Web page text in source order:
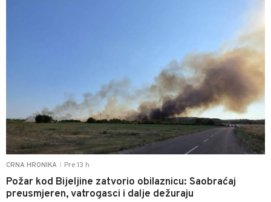
CRNA HRONIKA Pre 13 h
Požar kod Bijeljine zatvorio obilaznicu: Saobraćaj
preusmjeren, vatrogasci i dalje dežuraju